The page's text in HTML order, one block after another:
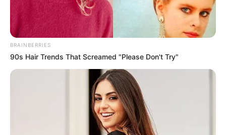
Das Wissen, das die Bauern schon seit Jahrtausenden
bei der Tier- und Pflanzenzucht anwenden, hatte
Charles Darwin 1858 der universitären Welt gelehrt. Die
mussten die Abstammungslehre ja endlich auch mal
weitere Kalauer
BRAINBERRIES
90s Hair Trends That Screamed "Please Don't Try"